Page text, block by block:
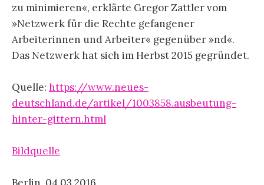
zu minimieren«, erklärte Gregor Zattler vom
»Netzwerk für die Rechte gefangener
Arbeiterinnen und Arbeiter« gegenüber »nd«.
Das Netzwerk hat sich im Herbst 2015 gegründet.
Quelle: https://www.neues-
deutschland.de/artikel/1003858.ausbeutung-
hinter-gittern.html
Bildquelle